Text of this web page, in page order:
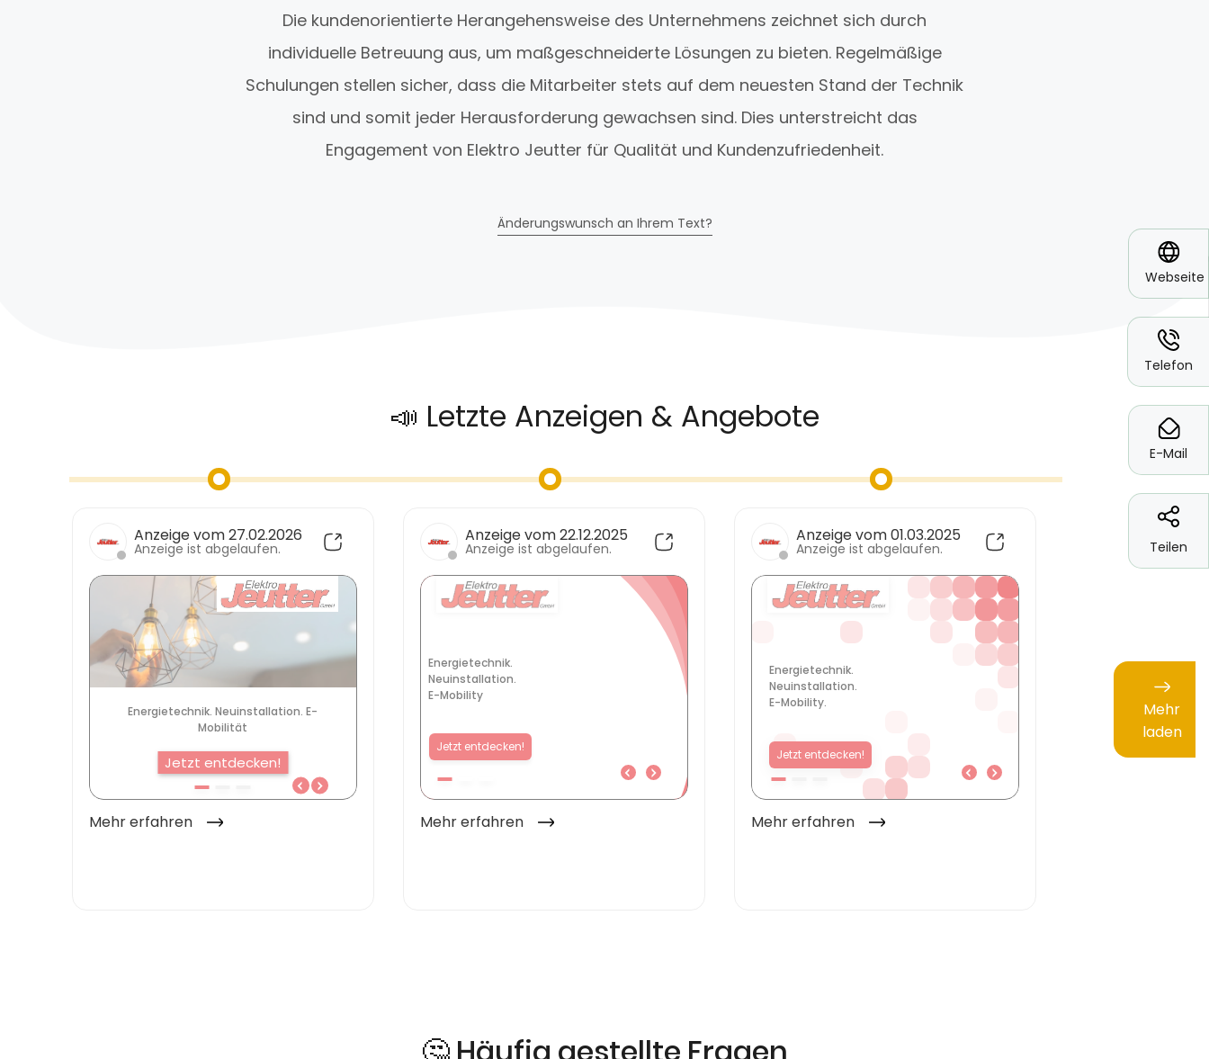
Webseite
Telefon
E-Mail
Teilen
Die kundenorientierte Herangehensweise des Unternehmens zeichnet sich durch
individuelle Betreuung aus, um maßgeschneiderte Lösungen zu bieten. Regelmäßige
Schulungen stellen sicher, dass die Mitarbeiter stets auf dem neuesten Stand der Technik
sind und somit jeder Herausforderung gewachsen sind. Dies unterstreicht das
Engagement von Elektro Jeutter für Qualität und Kundenzufriedenheit.
Änderungswunsch an Ihrem Text?
🤔 Häufig gestellte Fragen